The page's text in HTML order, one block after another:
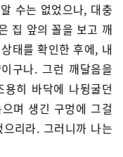
수는 없었으나, 대충
집 앞의 꼴을 보고 깨
태를 확인한 후에, 내
구나. 그런 깨달음을
히 바닥에 나뒹굴던
며 생긴 구멍에 그걸
리라. 그러니까 나는